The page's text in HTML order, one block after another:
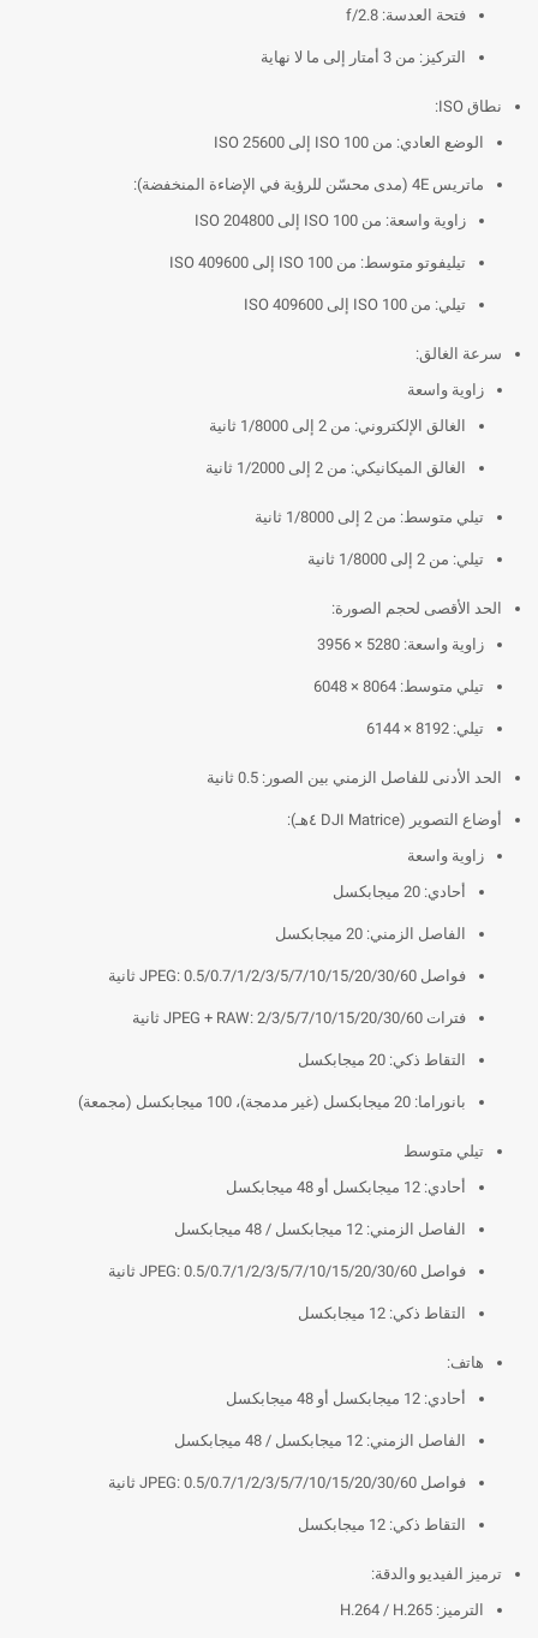
فتحة العدسة: f/2.8
التركيز: من 3 أمتار إلى ما لا نهاية
نطاق ISO:
الوضع العادي: من ISO 100 إلى ISO 25600
ماتريس 4E (مدى محسّن للرؤية في الإضاءة المنخفضة):
زاوية واسعة: من ISO 100 إلى ISO 204800
تيليفوتو متوسط: من ISO 100 إلى ISO 409600
تيلي: من ISO 100 إلى ISO 409600
سرعة الغالق:
زاوية واسعة
الغالق الإلكتروني: من 2 إلى 1/8000 ثانية
الغالق الميكانيكي: من 2 إلى 1/2000 ثانية
تيلي متوسط: من 2 إلى 1/8000 ثانية
تيلي: من 2 إلى 1/8000 ثانية
الحد الأقصى لحجم الصورة:
زاوية واسعة: 5280 × 3956
تيلي متوسط: 8064 × 6048
تيلي: 8192 × 6144
الحد الأدنى للفاصل الزمني بين الصور: 0.5 ثانية
أوضاع التصوير (DJI Matrice ٤هـ):
زاوية واسعة
أحادي: 20 ميجابكسل
الفاصل الزمني: 20 ميجابكسل
فواصل JPEG: 0.5/0.7/1/2/3/5/7/10/15/20/30/60 ثانية
فترات JPEG + RAW: 2/3/5/7/10/15/20/30/60 ثانية
التقاط ذكي: 20 ميجابكسل
بانوراما: 20 ميجابكسل (غير مدمجة)، 100 ميجابكسل (مجمعة)
تيلي متوسط
أحادي: 12 ميجابكسل أو 48 ميجابكسل
الفاصل الزمني: 12 ميجابكسل / 48 ميجابكسل
فواصل JPEG: 0.5/0.7/1/2/3/5/7/10/15/20/30/60 ثانية
التقاط ذكي: 12 ميجابكسل
هاتف:
أحادي: 12 ميجابكسل أو 48 ميجابكسل
الفاصل الزمني: 12 ميجابكسل / 48 ميجابكسل
فواصل JPEG: 0.5/0.7/1/2/3/5/7/10/15/20/30/60 ثانية
التقاط ذكي: 12 ميجابكسل
ترميز الفيديو والدقة:
الترميز: H.264 / H.265